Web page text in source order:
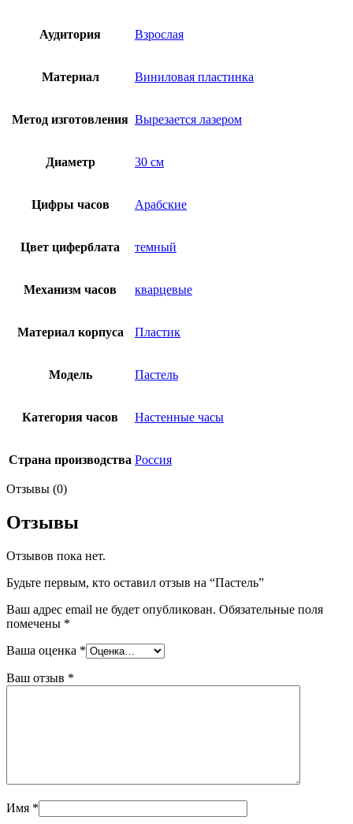
Аудитория Взрослая
Материал Виниловая пластинка
Метод изготовления Вырезается лазером
Диаметр 30 см
Цифры часов Арабские
Цвет циферблата темный
Механизм часов кварцевые
Материал корпуса Пластик
Модель Пастель
Категория часов Настенные часы
Страна производства Россия
Отзывы (0)
Отзывы
Отзывов пока нет.
Будьте первым, кто оставил отзыв на “Пастель”
Ваш адрес email не будет опубликован. Обязательные поля
помечены *
Ваша оценка *
Ваш отзыв *
Имя *